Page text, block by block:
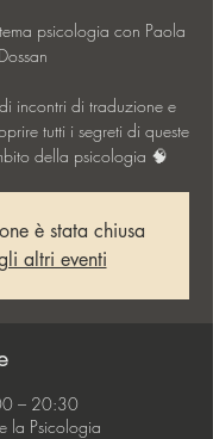
psicologia con Paola
Dossan
incontri di traduzione e
tutti i segreti di queste
della psicologia 🧠
è stata chiusa
altri eventi
– 20:30
la Psicologia